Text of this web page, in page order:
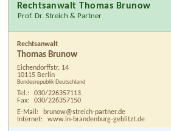
Rechtsanwalt Thomas Brunow
Prof. Dr. Streich & Partner
Rechtsanwalt
Thomas Brunow
Eichendorffstr. 14
10115 Berlin
Bundesrepublik Deutschland
Tel.:
030/226357113
Fax:
030/226357150
E-Mail:
brunow@streich-partner.de
Internet:
www.in-brandenburg-geblitzt.de